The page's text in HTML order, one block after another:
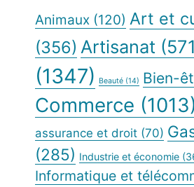
Animaux (120) Art et
(356) Artisanat
(1347)
Beauté (14) Bien-
Commerce (1013)
assurance et droit (70)
(285) Industrie et économie
Informatique et